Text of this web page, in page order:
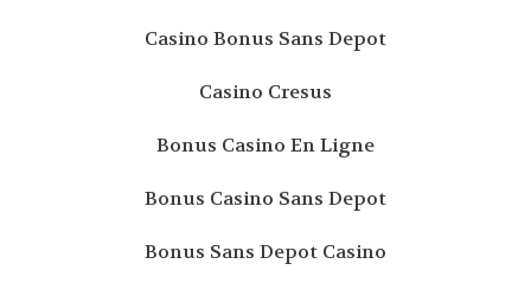
Casino Bonus Sans Depot
Casino Cresus
Bonus Casino En Ligne
Bonus Casino Sans Depot
Bonus Sans Depot Casino